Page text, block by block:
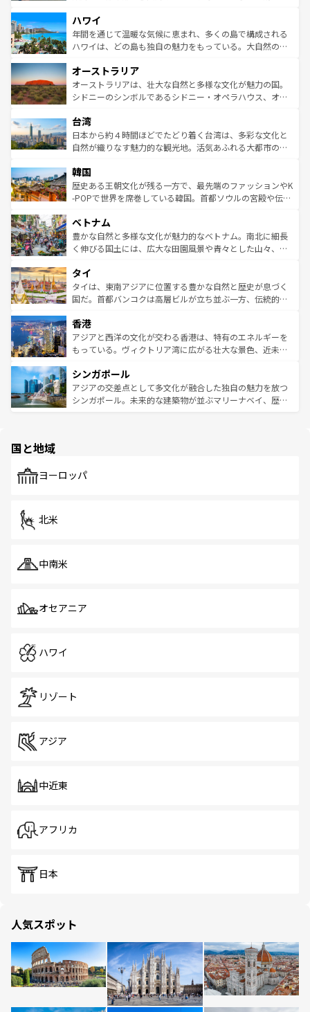
ば市内交通費無料で観光を楽しむこともできる。 なお、新
着のスイス情報はコンテンツ一覧 を参照してほしい。
のような巨大都市は、観光、ショッピング、エンターテイ
ンメントが詰まった刺激的なスポットだ。一方、アメリカ
西部には大自然が広がり、グランドキャニオンやイエロー
部のニューオーリンズでは、音楽と美食が融合した独特の
文化が魅力。旅行者はアメリカの各地域で異なる魅力を楽
しみながら、その多様性と豊かな歴史を感じることができ
ならではの贅沢な旅のスタイルだ。 なお、新着のアメリカ
情報はコンテンツ一覧を参照してほしい。
ハワイ
年間を通じて温暖な気候に恵まれ、多くの島で構成される
ハワイは、どの島も独自の魅力をもっている。大自然の神
ワイ島は見逃せない。また、定番の観光地といえばオアフ
島だが、静かな自然を求めるならマウイ島やカウアイ島が
おすすめ。エメラルドグリーンに輝く海をはじめ、豊かな
れるおもてなしの心で訪れる人々を迎えてくれるハワイの
人々、おいしいローカルフードやハワイアンミュージッ
ク、伝統的なフラダンスなど、すべてがハワイの魅力を彩
ワイを、存分に味わってほしい。 なお、新着のハワイ情報
はコンテンツ一覧を参照してほしい。
オーストラリア
オーストラリアは、壮大な自然と多様な文化が魅力の国。
シドニーのシンボルであるシドニー・オペラハウス、オー
リアリーフや大陸中央部にそびえるウルル（エアーズロッ
ク）、タスマニアの美しい原生林やケアンズの熱帯雨林な
ど、見どころがたくさん。また、カフェやワイン、オージ
いる。アクティビティも充実しており、サーフィンやダイ
ビング、ハイキングなど、アウトドア好きにはたまらな
い。オーストラリアの多彩な魅力を存分に味わいつくそ
参照してほしい。
台湾
日本から約４時間ほどでたどり着く台湾は、多彩な文化と
自然が織りなす魅力的な観光地。活気あふれる大都市の台
ン）、静ひつな山岳地帯である台湾東部など、都市の喧騒
と山間の静けさが共存しており、訪れる人に新しい発見と
驚きをもたらしてくれる。また、奥深い台湾の食文化も魅
容にもいいと評判のスイーツなど、バラエティ豊かな料理
が味わえる。 なお、新着の台湾情報は コンテンツ一覧を参
照してほしい。
韓国
歴史ある王朝文化が残る一方で、最先端のファッションやK
-POPで世界を席巻している韓国。首都ソウルの宮殿や伝統
き、地方に足を延ばせば四季折々の自然美を楽しむことが
できる。そして、キムチや焼肉、絶品のストリートフード
まで、さまざまな韓国料理が待っている。夜には、韓国な
リティに包まれながら、韓国の多彩な魅力を心ゆくまで味
わってみてほしい。 なお、新着の韓国情報はコンテンツ一
覧を参照してほしい。
ベトナム
豊かな自然と多様な文化が魅力的なベトナム。南北に細長
く伸びる国土には、広大な田園風景や青々とした山々、世
急速な発展と共に伝統が息づく。ハノイの古い町並みやホ
ーチミン市のフランス統治時代の建物も、独特の雰囲気を
醸し出している。また、バラエティの豊かさとおいしさで
とつ。フォーやバインミー、ベトナムコーヒーなどは、ぜ
ひ現地で味わいたい。どの地域を訪れてもあたたかい人々
が旅行者を迎えてくれるので、きっと忘れられない旅にな
参照してほしい。
タイ
タイは、東南アジアに位置する豊かな自然と歴史が息づく
国だ。首都バンコクは高層ビルが立ち並ぶ一方、伝統的な
の活気が交差している。北部ではチェンマイなどの山岳地
帯で自然と触れ合い、南部ではプーケットやクラビの美し
いビーチでリゾート気分を楽しむことができる。タイ料理
激する。気候は一年中温暖で、どの季節にも異なる楽しみ
が待っている。親しみやすいタイの人々、仏教を中心とし
た文化、そして多様な観光資源が、訪れる旅人を魅了し続
香港
アジアと西洋の文化が交わる香港は、特有のエネルギーを
もっている。ヴィクトリア湾に広がる壮大な景色、近未来
み、どこを訪れても感動するはず。観光スポットが密集し
ており、効率よく見どころを回れるのも魅力。息をのむよ
うな絶景から文化的な体験まで、香港を存分に楽しみ尽く
シンガポール
アジアの交差点として多文化が融合した独自の魅力を放つ
シンガポール。未来的な建築物が並ぶマリーナベイ、歴史
で、ホーカーズは地元の風情を楽しめる外せないスポット
国と地域
ヨーロッパ
北米
中南米
オセアニア
ハワイ
リゾート
アジア
中近東
アフリカ
日本
人気スポット